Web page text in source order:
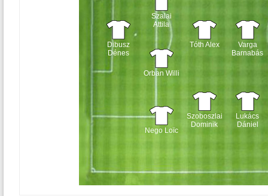
Dibusz
Dénes
Szalai
Attila
Orban Willi
Nego Loïc
Tóth Alex
Szoboszlai
Dominik
Varga
Barnabás
Lukács
Dániel